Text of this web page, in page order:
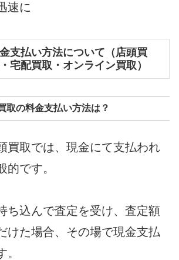
速に
支払い方法について（店頭買
宅配買取・オンライン買取）
取の料金支払い方法は？
買取では、現金にて支払われ
的です。
ち込んで査定を受け、査定額
けた場合、その場で現金支払